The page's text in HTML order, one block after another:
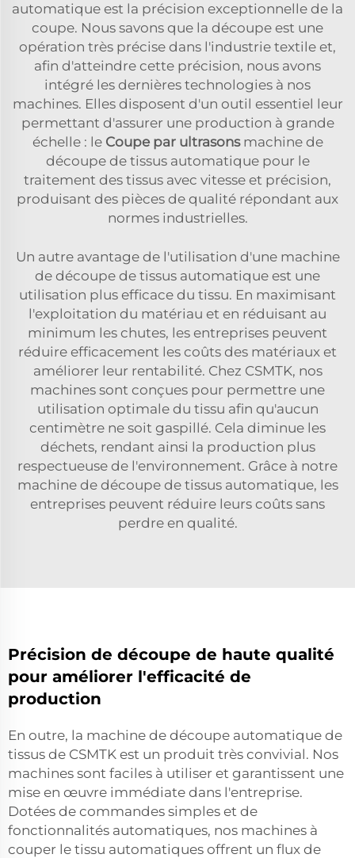
automatique est la précision exceptionnelle de la
coupe. Nous savons que la découpe est une
opération très précise dans l'industrie textile et,
afin d'atteindre cette précision, nous avons
intégré les dernières technologies à nos
machines. Elles disposent d'un outil essentiel leur
permettant d'assurer une production à grande
échelle : le Coupe par ultrasons machine de
découpe de tissus automatique pour le
traitement des tissus avec vitesse et précision,
produisant des pièces de qualité répondant aux
normes industrielles.
Un autre avantage de l'utilisation d'une machine
de découpe de tissus automatique est une
utilisation plus efficace du tissu. En maximisant
l'exploitation du matériau et en réduisant au
minimum les chutes, les entreprises peuvent
réduire efficacement les coûts des matériaux et
améliorer leur rentabilité. Chez CSMTK, nos
machines sont conçues pour permettre une
utilisation optimale du tissu afin qu'aucun
centimètre ne soit gaspillé. Cela diminue les
déchets, rendant ainsi la production plus
respectueuse de l'environnement. Grâce à notre
machine de découpe de tissus automatique, les
entreprises peuvent réduire leurs coûts sans
perdre en qualité.
Précision de découpe de haute qualité
pour améliorer l'efficacité de
production
En outre, la machine de découpe automatique de
tissus de CSMTK est un produit très convivial. Nos
machines sont faciles à utiliser et garantissent une
mise en œuvre immédiate dans l'entreprise.
Dotées de commandes simples et de
fonctionnalités automatiques, nos machines à
couper le tissu automatiques offrent un flux de